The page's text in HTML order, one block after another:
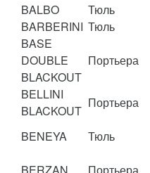
BALBO
Тюль
BARBERINI Тюль
BASE
DOUBLE
BLACKOUT
Портьера
BELLINI
BLACKOUT
Портьера
BENEYA
Тюль
BERZAN
Портьера